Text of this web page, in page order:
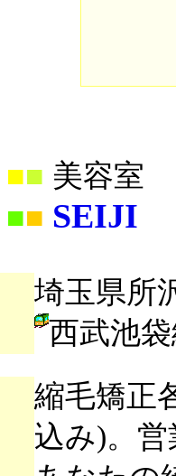
■ 美容室
■■ SEIJI
埼玉県所
西武池
縮毛矯正
込み)。営